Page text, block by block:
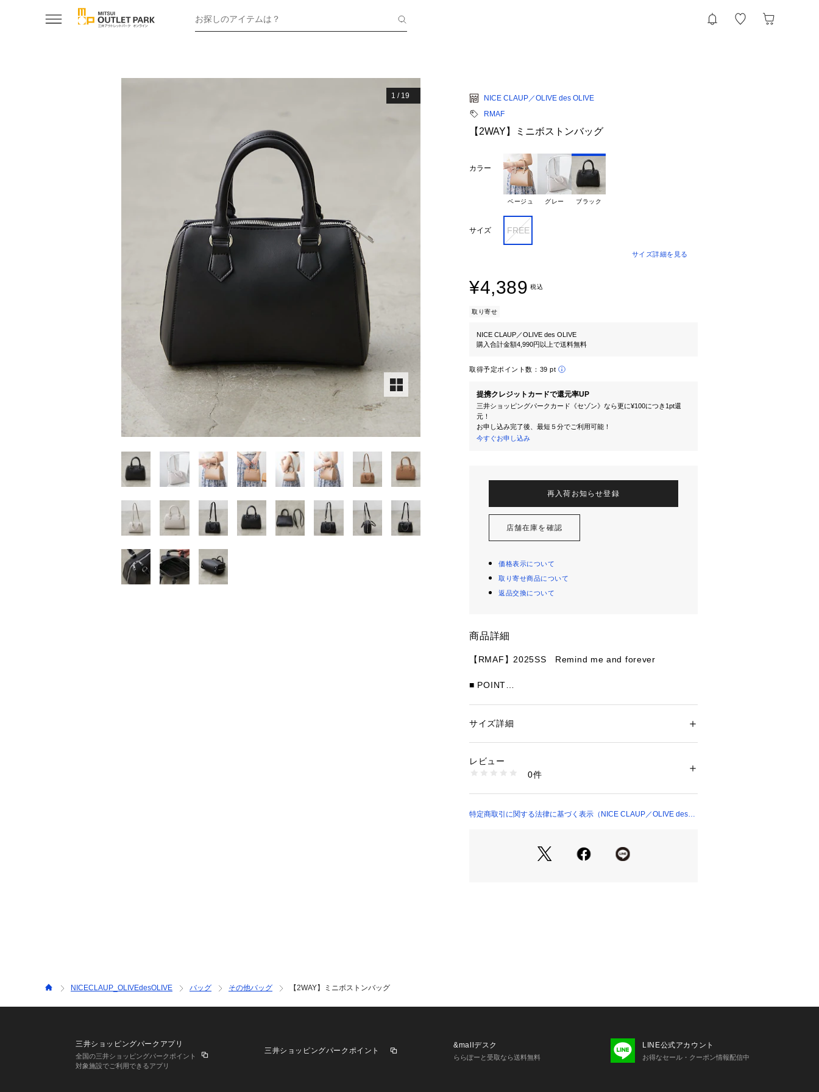
お探しのアイテムは？
1 / 19
NICE CLAUP／OLIVE des OLIVE
RMAF
【2WAY】ミニボストンバッグ
カラー
ベージュ グレー ブラック
サイズ FREE
サイズ詳細を見る
¥4,389 税込
取り寄せ
NICE CLAUP／OLIVE des OLIVE
購入合計金額4,990円以上で送料無料
取得予定ポイント数： 39 pt
提携クレジットカードで還元率UP
三井ショッピングパークカード《セゾン》なら更に¥100につき1pt還
元！
お申し込み完了後、最短５分でご利用可能！
今すぐお申し込み
再入荷お知らせ登録
店舗在庫を確認
価格表示について
取り寄せ商品について
返品交換について
商品詳細
【RMAF】2025SS　Remind me and forever
■ POINT
・取り外し可能なショルダーベルトがセットなのでシー
するバッグ
げなどの通知を受け取ることができます。
※撮影時の光の関係で、画面上の画像と実際のお色とで
は若干の色差が生じる可能性がございます。
性別：レディース
商品番号：
5051120540 （ショップ）
サイズ詳細
レビュー
0件
特定商取引に関する法律に基づく表示（NICE CLAUP／OLIVE des
NICECLAUP_OLIVEdesOLIVE バッグ その他バッグ 【2WAY】ミニボストンバッグ
三井ショッピングパークアプリ
全国の三井ショッピングパークポイント
対象施設でご利用できるアプリ
三井ショッピングパークポイント
&mallデスク
ららぽーと受取なら送料無料
LINE公式アカウント
お得なセール・クーポン情報配信中